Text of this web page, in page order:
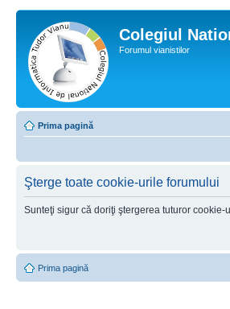
Colegiul
Forumul vianistilor
Prima pagină
Şterge toate cookie-urile forumului
Sunteţi sigur că doriţi ştergerea tuturor
Prima pagină